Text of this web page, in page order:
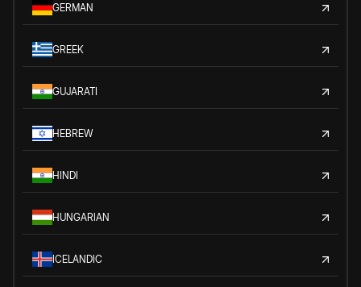
GERMAN
GREEK
GUJARATI
HEBREW
HINDI
HUNGARIAN
ICELANDIC